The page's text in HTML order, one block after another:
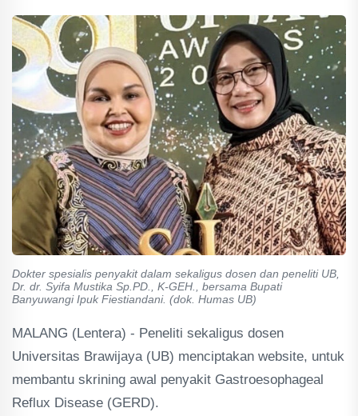
Dokter spesialis penyakit dalam sekaligus dosen dan peneliti UB,
Dr. dr. Syifa Mustika Sp.PD., K-GEH., bersama Bupati
Banyuwangi Ipuk Fiestiandani. (dok. Humas UB)
MALANG (Lentera) - Peneliti sekaligus dosen
Universitas Brawijaya (UB) menciptakan website, untuk
membantu skrining awal penyakit Gastroesophageal
Reflux Disease (GERD).